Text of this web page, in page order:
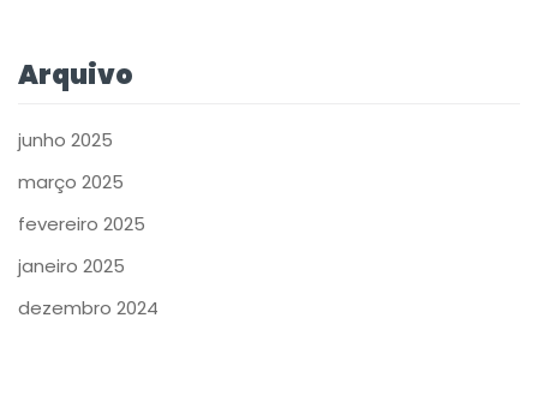
Arquivo
junho 2025
março 2025
fevereiro 2025
janeiro 2025
dezembro 2024